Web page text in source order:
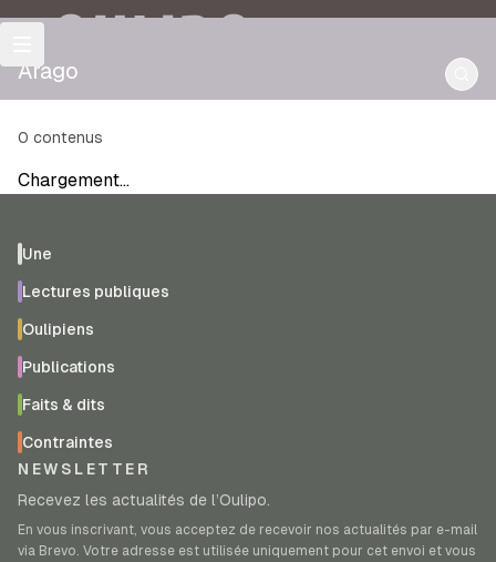
OULIPO
Arago
0 contenus
Chargement…
Une
Lectures publiques
Oulipiens
Publications
Faits & dits
Contraintes
NEWSLETTER
Recevez les actualités de l’Oulipo.
En vous inscrivant, vous acceptez de recevoir nos actualités par e-mail
via Brevo. Votre adresse est utilisée uniquement pour cet envoi et vous